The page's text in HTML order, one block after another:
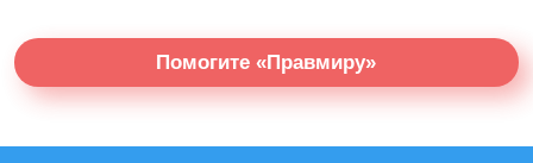
Помогите «Правмиру»